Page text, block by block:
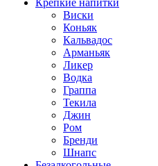
Крепкие напитки
Виски
Коньяк
Кальвадос
Арманьяк
Ликер
Водка
Граппа
Текила
Джин
Ром
Бренди
Шнапс